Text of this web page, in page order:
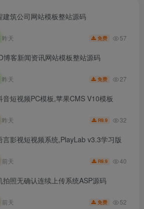
建筑公司网站模板整站源码
昨天 免费 57
博客新闻资讯网站模板整站源码
昨天 免费 27
音短视频PC模板,苹果CMS V10模板
昨天 R9.9 32
言影视短视频系统,PlayLab v3.3学习版
前天 R9.9 40
拍照无确认连续上传系统ASP源码
前天 免费 52